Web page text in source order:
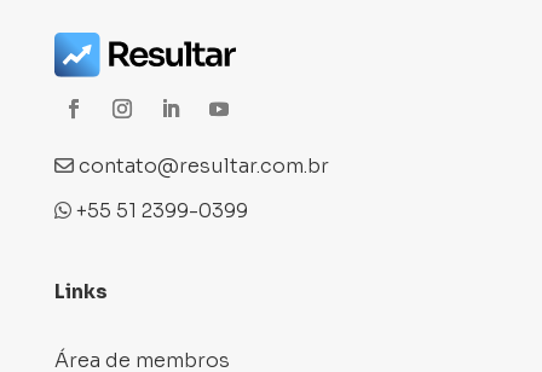
contato@resultar.com.br
+55 51 2399-0399
Links
Área de membros